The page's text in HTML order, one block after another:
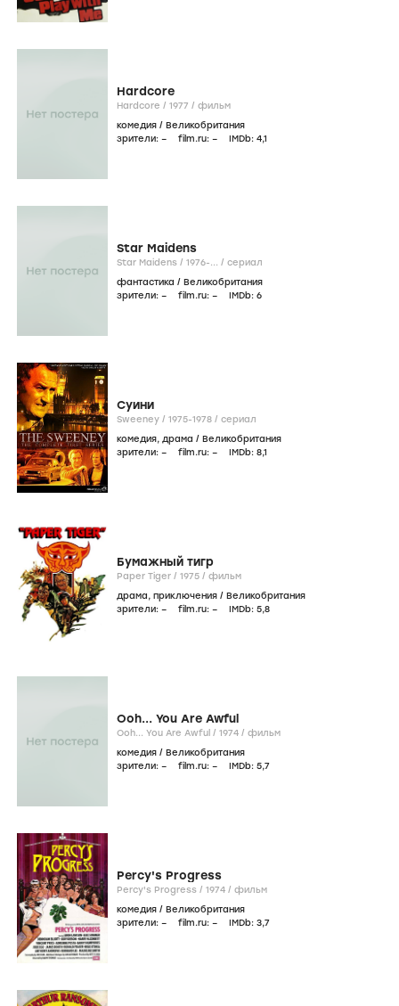
Hardcore
Hardcore / 1977 / фильм
комедия / Великобритания
зрители: – film.ru: – IMDb: 4,1
Star Maidens
Star Maidens / 1976-... / сериал
фантастика / Великобритания
зрители: – film.ru: – IMDb: 6
Суини
Sweeney / 1975-1978 / сериал
комедия, драма / Великобритания
зрители: – film.ru: – IMDb: 8,1
Бумажный тигр
Paper Tiger / 1975 / фильм
драма, приключения / Великобритания
зрители: – film.ru: – IMDb: 5,8
Ooh... You Are Awful
Ooh... You Are Awful / 1974 / фильм
комедия / Великобритания
зрители: – film.ru: – IMDb: 5,7
Percy's Progress
Percy's Progress / 1974 / фильм
комедия / Великобритания
зрители: – film.ru: – IMDb: 3,7